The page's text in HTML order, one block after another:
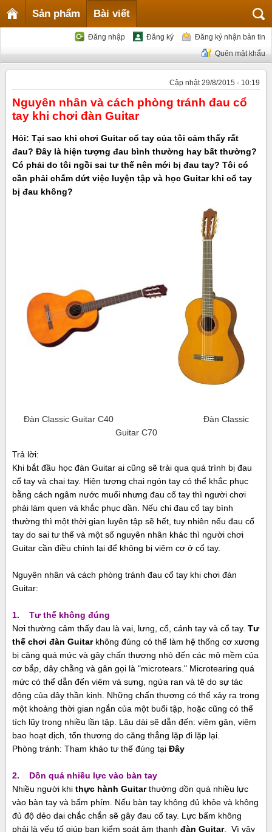
Sản phẩm Bài viết
Đăng nhập Đăng ký
Đăng ký nhận bản tin
Quên mật khẩu
Cập nhật 29/8/2015 - 10:19
Nguyên nhân và cách phòng tránh đau cổ
tay khi chơi đàn Guitar
Hỏi: Tại sao khi chơi Guitar cổ tay của tôi cảm thấy rất
đau? Đây là hiện tượng đau bình thường hay bất thường?
Có phải do tôi ngồi sai tư thế nên mới bị đau tay? Tôi có
cần phải chấm dứt việc luyện tập và học Guitar khi cổ tay
bị đau không?
Đàn Classic Guitar C40 Đàn Classic
Guitar C70
Trả lời:
Khi bắt đầu học đàn Guitar ai cũng sẽ trải qua quá trình bị đau
cổ tay và chai tay. Hiện tượng chai ngón tay có thể khắc phục
bằng cách ngâm nước muối nhưng đau cổ tay thì người chơi
phải làm quen và khắc phục dần. Nếu chỉ đau cổ tay bình
thường thì một thời gian luyên tập sẽ hết, tuy nhiên nếu đau cổ
tay do sai tư thế và một số nguyên nhân khác thì người chơi
Guitar cần điều chỉnh lại để không bị viêm cơ ở cổ tay.
Nguyên nhân và cách phòng tránh đau cổ tay khi chơi đàn
Guitar:
1. Tư thế không đúng
Nơi thường cảm thấy đau là vai, lưng, cổ, cánh tay và cổ tay. Tư
thế chơi đàn Guitarkhông đúng có thể làm hệ thống cơ xương
bị căng quá mức và gây chấn thương nhỏ đến các mô mềm của
cơ bắp, dây chằng và gân gọi là "microtears." Microtearing quá
mức có thể dẫn đến viêm và sưng, ngứa ran và tê do sự tác
động của dây thần kinh. Những chấn thương có thể xảy ra trong
một khoảng thời gian ngắn của một buổi tập, hoặc cũng có thể
tích lũy trong nhiều lần tập. Lâu dài sẽ dẫn đến: viêm gân, viêm
bao hoạt dịch, tổn thương do căng thẳng lặp đi lặp lại.
Phòng tránh: Tham khảo tư thế đúng tại Đây
2. Dồn quá nhiều lực vào bàn tay
Nhiều người khi thực hành Guitarthường dồn quá nhiều lực
vào bàn tay và bấm phím. Nếu bàn tay không đủ khỏe và không
đủ độ dẻo dai chắc chắn sẽ gây đau cổ tay. Lực bấm không
phải là yếu tố giúp bạn kiểm soát âm thanh đàn Guitar. Vì vậy